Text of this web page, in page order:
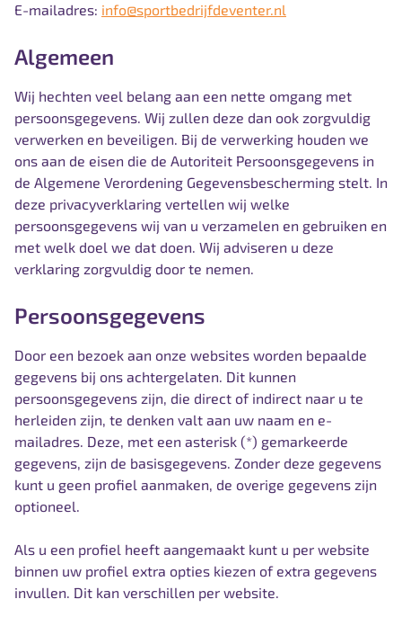
E-mailadres: info@sportbedrijfdeventer.nl
Algemeen
Wij hechten veel belang aan een nette omgang met
persoonsgegevens. Wij zullen deze dan ook zorgvuldig
verwerken en beveiligen. Bij de verwerking houden we
ons aan de eisen die de Autoriteit Persoonsgegevens in
de Algemene Verordening Gegevensbescherming stelt. In
deze privacyverklaring vertellen wij welke
persoonsgegevens wij van u verzamelen en gebruiken en
met welk doel we dat doen. Wij adviseren u deze
verklaring zorgvuldig door te nemen.
Persoonsgegevens
Door een bezoek aan onze websites worden bepaalde
gegevens bij ons achtergelaten. Dit kunnen
persoonsgegevens zijn, die direct of indirect naar u te
herleiden zijn, te denken valt aan uw naam en e-
mailadres. Deze, met een asterisk (*) gemarkeerde
gegevens, zijn de basisgegevens. Zonder deze gegevens
kunt u geen profiel aanmaken, de overige gegevens zijn
optioneel.
Als u een profiel heeft aangemaakt kunt u per website
binnen uw profiel extra opties kiezen of extra gegevens
invullen. Dit kan verschillen per website.